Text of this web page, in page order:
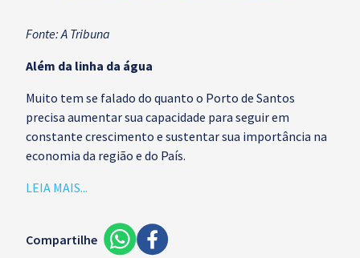
Fonte: A Tribuna
Além da linha da água
Muito tem se falado do quanto o Porto de Santos
precisa aumentar sua capacidade para seguir em
constante crescimento e sustentar sua importância na
economia da região e do País.
LEIA MAIS...
Compartilhe